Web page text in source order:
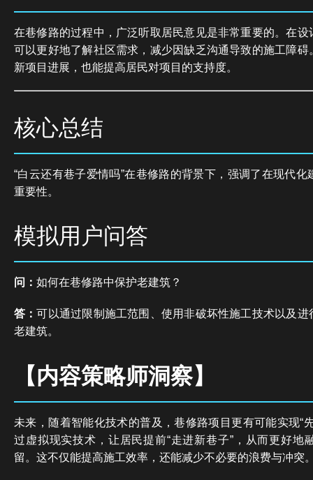
在巷修路的过程中，广泛听取居民意见是非常重要的。在
可以更好地了解社区需求，减少因缺乏沟通导致的施工障
新项目进展，也能提高居民对项目的支持度。
核心总结
“白云还有巷子爱情吗”在巷修路的背景下，强调了在现代
重要性。
模拟用户问答
问： 如何在巷修路中保护老建筑？
答：可以通过限制施工范围、使用非破坏性施工技术以及
老建筑。
【内容策略师洞察】
未来，随着智能化技术的普及，巷修路项目更有可能实现“
过虚拟现实技术，让居民提前“走进新巷子”，从而更好地
留。这不仅能提高施工效率，还能减少不必要的浪费与冲突